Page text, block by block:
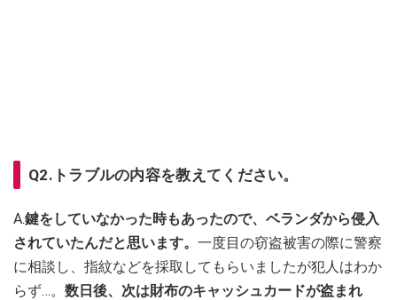
Q2.トラブルの内容を教えてください。
A.鍵をしていなかった時もあったので、ベランダから侵入
されていたんだと思います。 一度目の窃盗被害の際に警察
に相談し、指紋などを採取してもらいましたが犯人はわか
らず…。 数日後、次は財布のキャッシュカードが盗まれ